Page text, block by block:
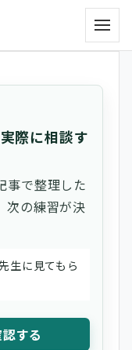
メニ
際に相談す
事で整理した
次の練習が決
生に見てもら
する